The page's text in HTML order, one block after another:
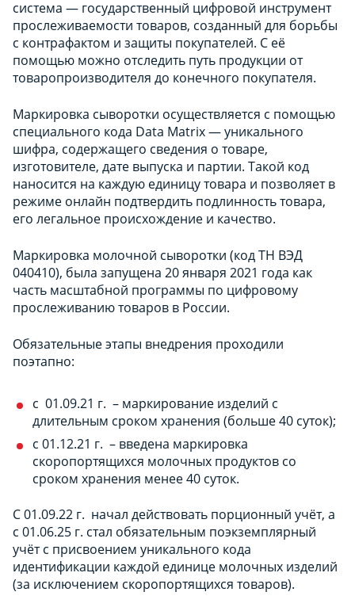
система — государственный цифровой инструмент
прослеживаемости товаров, созданный для борьбы
с контрафактом и защиты покупателей. С её
помощью можно отследить путь продукции от
товаропроизводителя до конечного покупателя.
Маркировка сыворотки осуществляется с помощью
специального кода Data Matrix — уникального
шифра, содержащего сведения о товаре,
изготовителе, дате выпуска и партии. Такой код
наносится на каждую единицу товара и позволяет в
режиме онлайн подтвердить подлинность товара,
его легальное происхождение и качество.
Маркировка молочной сыворотки (код ТН ВЭД
040410), была запущена 20 января 2021 года как
часть масштабной программы по цифровому
прослеживанию товаров в России.
Обязательные этапы внедрения проходили
поэтапно:
с 01.09.21 г. – маркирование изделий с
длительным сроком хранения (больше 40 суток);
с 01.12.21 г. – введена маркировка
скоропортящихся молочных продуктов со
сроком хранения менее 40 суток.
С 01.09.22 г. начал действовать порционный учёт, а
с 01.06.25 г. стал обязательным поэкземплярный
учёт с присвоением уникального кода
идентификации каждой единице молочных изделий
(за исключением скоропортящихся товаров).